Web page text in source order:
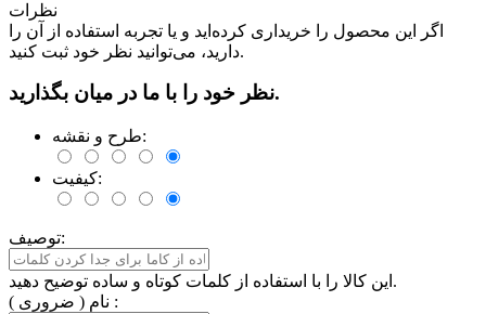
نظرات
اگر این محصول را خریداری کرده‌اید و یا تجربه استفاده از آن را
دارید، می‌توانید نظر خود ثبت کنید.
نظر خود را با ما در میان بگذارید.
طرح و نقشه:
کیفیت:
توصیف:
این کالا را با استفاده از کلمات کوتاه و ساده توضیح دهید.
نام ( ضروری ) :